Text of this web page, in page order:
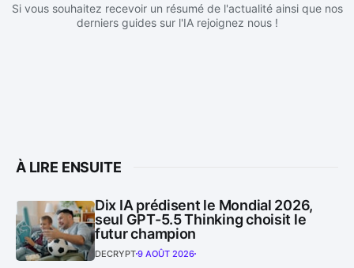
Si vous souhaitez recevoir un résumé de l'actualité ainsi que nos
derniers guides sur l'IA rejoignez nous !
À LIRE ENSUITE
Dix IA prédisent le Mondial 2026,
seul GPT-5.5 Thinking choisit le
futur champion
DECRYPT9 AOÛT 2026